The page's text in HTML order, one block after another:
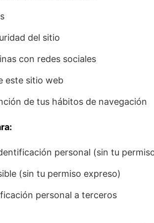
del sitio
con redes sociales
este sitio web
de tus hábitos de navegación
personal (sin tu
(sin tu permiso expreso)
personal a terceros